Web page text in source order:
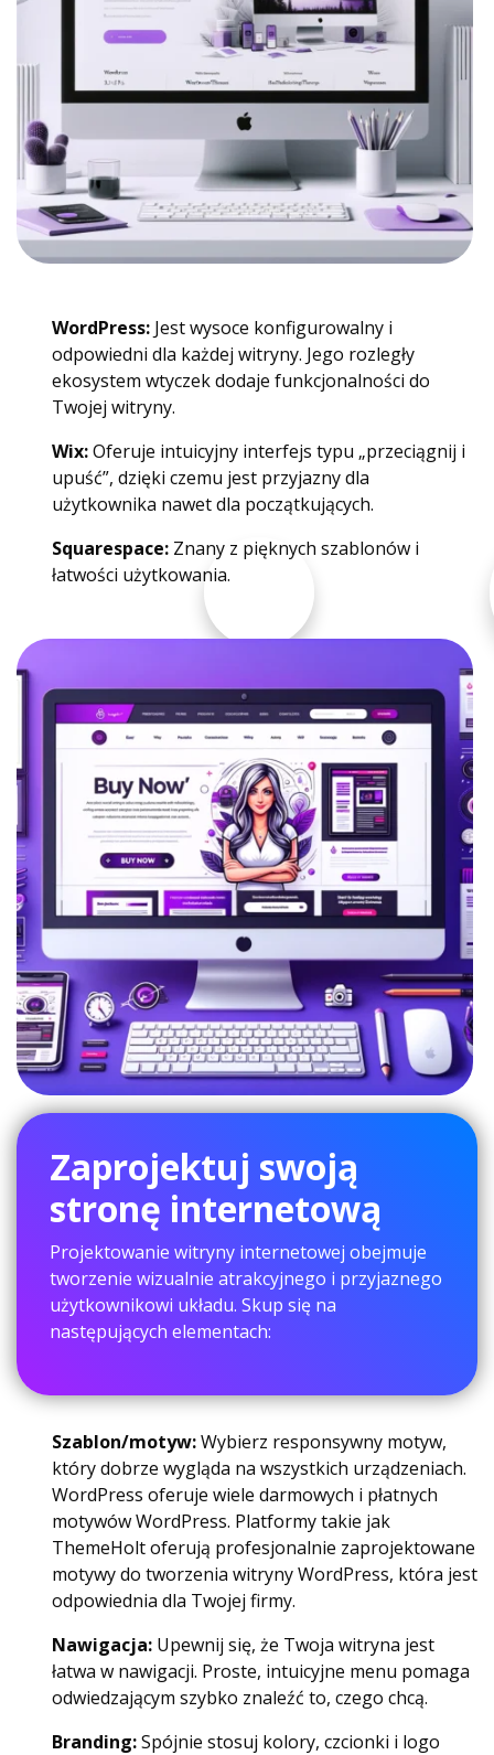
WordPress: Jest wysoce konfigurowalny i
odpowiedni dla każdej witryny. Jego rozległy
ekosystem wtyczek dodaje funkcjonalności do
Twojej witryny.
Wix:Oferuje intuicyjny interfejs typu „przeciągnij i
upuść”, dzięki czemu jest przyjazny dla
użytkownika nawet dla początkujących.
Squarespace: Znany z pięknych szablonów i
łatwości użytkowania.
Zaprojektuj swoją
stronę internetową
Projektowanie witryny internetowej obejmuje
tworzenie wizualnie atrakcyjnego i przyjaznego
użytkownikowi układu. Skup się na
następujących elementach:
Szablon/motyw:Wybierz responsywny motyw,
który dobrze wygląda na wszystkich urządzeniach.
WordPress oferuje wiele darmowych i płatnych
motywów WordPress. Platformy takie jak
ThemeHolt oferują profesjonalnie zaprojektowane
motywy do tworzenia witryny WordPress, która jest
odpowiednia dla Twojej firmy.
Nawigacja: Upewnij się, że Twoja witryna jest
łatwa w nawigacji. Proste, intuicyjne menu pomaga
odwiedzającym szybko znaleźć to, czego chcą.
Branding:Spójnie stosuj kolory, czcionki i logo